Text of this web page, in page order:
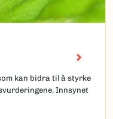
kan bidra til å styrke
Innsynet